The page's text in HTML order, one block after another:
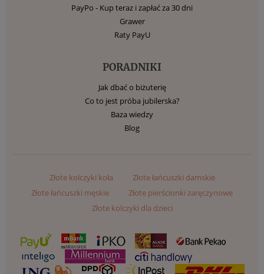
PayPo - Kup teraz i zapłać za 30 dni
Grawer
Raty PayU
PORADNIKI
Jak dbać o biżuterię
Co to jest próba jubilerska?
Baza wiedzy
Blog
Złote kolczyki koła
Złote łańcuszki damskie
Złote łańcuszki męskie
Złote pierścionki zaręczynowe
Złote kolczyki dla dzieci